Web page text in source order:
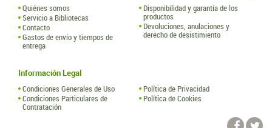
Quiénes somos
Servicio a Bibliotecas
Contacto
Gastos de envío y tiempos de
entrega
Disponibilidad y garantía de los
productos
Devoluciones, anulaciones y
derecho de desistimiento
Información Legal
Condiciones Generales de Uso
Condiciones Particulares de
Contratación
Política de Privacidad
Política de Cookies